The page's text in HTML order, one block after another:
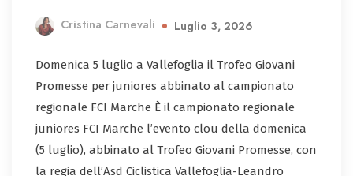
Cristina Carnevali Luglio 3, 2026
Domenica 5 luglio a Vallefoglia il Trofeo Giovani
Promesse per juniores abbinato al campionato
regionale FCI Marche È il campionato regionale
juniores FCI Marche l’evento clou della domenica
(5 luglio), abbinato al Trofeo Giovani Promesse, con
la regia dell’Asd Ciclistica Vallefoglia-Leandro